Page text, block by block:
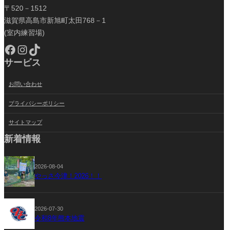
〒520－1512
滋賀県高島市新旭町太田768－1
(室内練習場)
Facebook Instagram TikTok
サービス
お問い合わせ
プライバシーポリシー
サイトマップ
新着情報
2026-08-04
やっさ今津！2026！！
2026-07-30
令和8年熊本地震